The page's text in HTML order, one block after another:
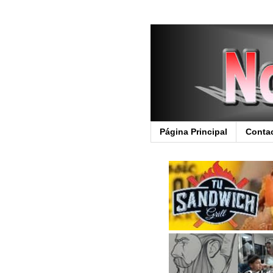
Página Principal